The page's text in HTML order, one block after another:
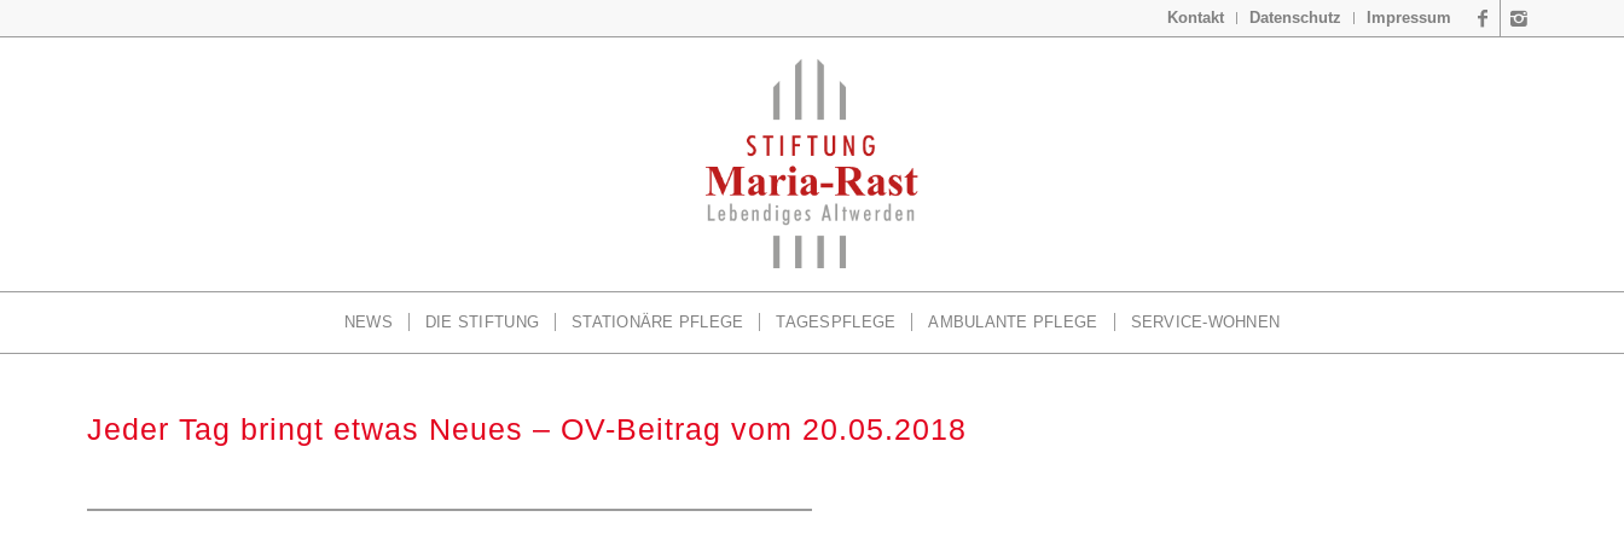
Kontakt Datenschutz Impressum
NEWS DIE STIFTUNG STATIONÄRE PFLEGE TAGESPFLEGE AMBULANTE PFLEGE SERVICE-WOHNEN
Jeder Tag bringt etwas Neues – OV-Beitrag vom 20.05.2018